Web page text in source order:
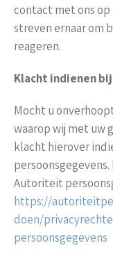
contact met ons op
streven ernaar om
reageren.
Klacht indienen
Mocht u
waarop wij met uw
klacht hierover
Autoriteit
https://
doen/
persoonsgegevens